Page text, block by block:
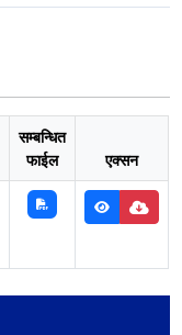
सम्बन्धित
फाईल
एक्सन